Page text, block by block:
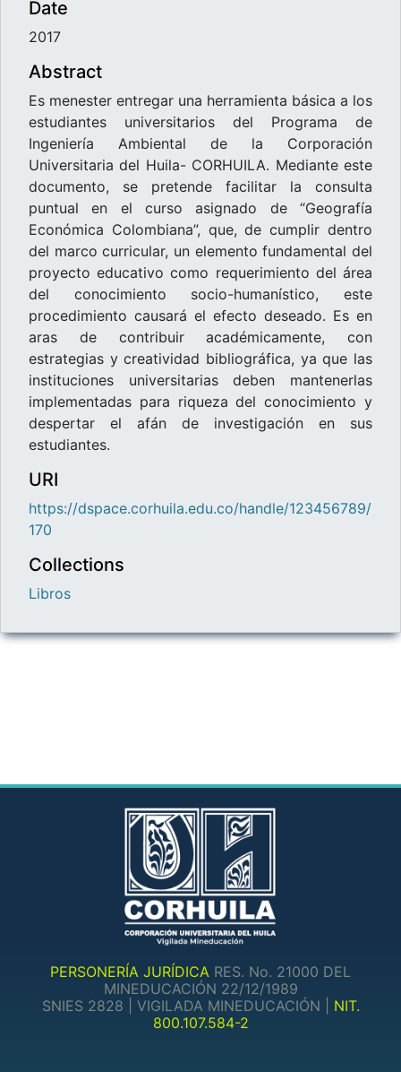
Date
2017
Abstract
Es menester entregar una herramienta básica a los
estudiantes universitarios del Programa de
Ingeniería Ambiental de la Corporación
Universitaria del Huila- CORHUILA. Mediante este
documento, se pretende facilitar la consulta
puntual en el curso asignado de “Geografía
Económica Colombiana”, que, de cumplir dentro
del marco curricular, un elemento fundamental del
proyecto educativo como requerimiento del área
del conocimiento socio-humanístico, este
procedimiento causará el efecto deseado. Es en
aras de contribuir académicamente, con
estrategias y creatividad bibliográfica, ya que las
instituciones universitarias deben mantenerlas
implementadas para riqueza del conocimiento y
despertar el afán de investigación en sus
estudiantes.
URI
https://dspace.corhuila.edu.co/handle/123456789/
170
Collections
Libros
PERSONERÍA JURÍDICA RES. No. 21000 DEL
MINEDUCACIÓN 22/12/1989
SNIES 2828 | VIGILADA MINEDUCACIÓN | NIT.
800.107.584-2